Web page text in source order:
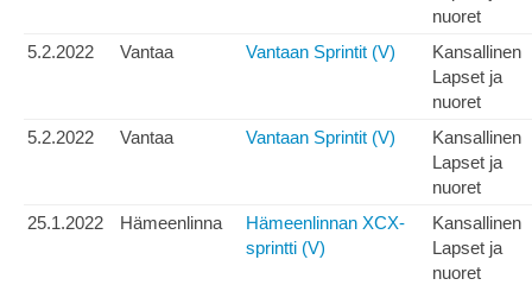
nuoret
5.2.2022
Vantaa Vantaan Sprintit (V)
Kansallinen
Lapset ja
nuoret
5.2.2022
Vantaa Vantaan Sprintit (V)
Kansallinen
Lapset ja
nuoret
25.1.2022
Hämeenlinna
Hämeenlinnan XCX-
sprintti (V)
Kansallinen
Lapset ja
nuoret